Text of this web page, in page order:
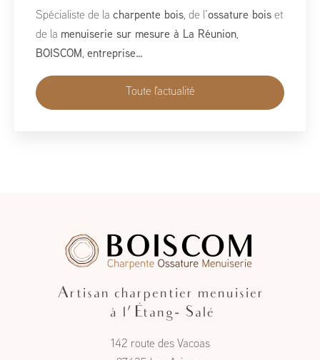
Spécialiste de la charpente bois, de l’ ossature bois et
de la menuiserie sur mesure à La Réunion,
BOISCOM, entreprise…
Toute l'actualité
Artisan charpentier menuisier
à l'Étang- Salé
142 route des Vacoas